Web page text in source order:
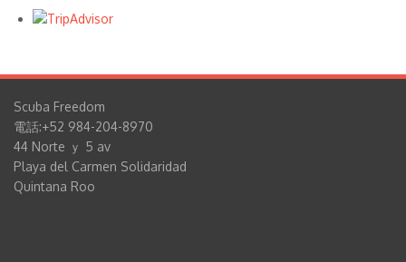
Scuba Freedom
電話:+52 984-204-8970
44 Norte ｙ 5 av
Playa del Carmen Solidaridad
Quintana Roo